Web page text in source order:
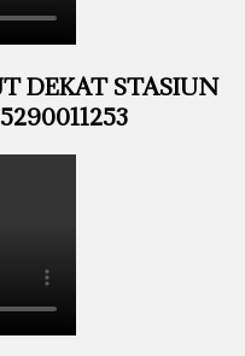
DEKAT STASIUN